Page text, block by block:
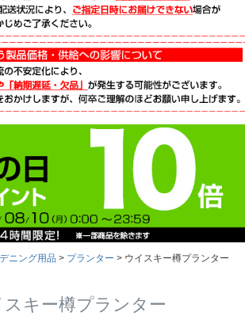
ニング用品 プランター ウイスキー樽プランター
スキー樽プランター